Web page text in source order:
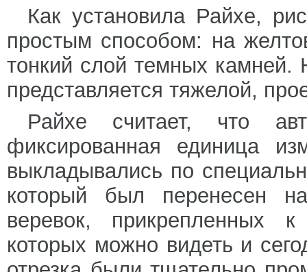
Как установила Райхе,
простым способом: на
тонкий слой темных камней.
представляется тяжелой,
Райхе считает, что
фиксированная единица
выкладывались по
который был перенесен
веревок, прикрепленных
которых можно видеть и